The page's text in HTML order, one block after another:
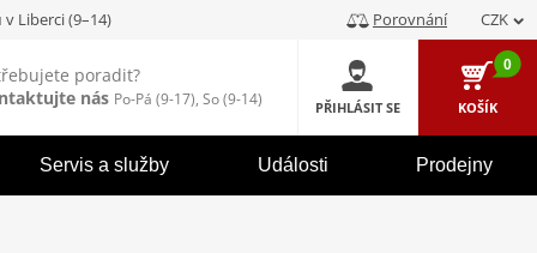
v Liberci (9–14) Porovnání CZK
poradit?
nás Po-Pá (9-17), So (9-14) PŘIHLÁSIT SE
0
KOŠÍK
Servis a služby Události Prodejny